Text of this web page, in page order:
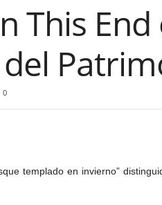
This
0
templado en invierno”